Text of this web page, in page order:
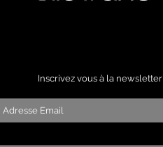
Inscrivez vous à la newsletter